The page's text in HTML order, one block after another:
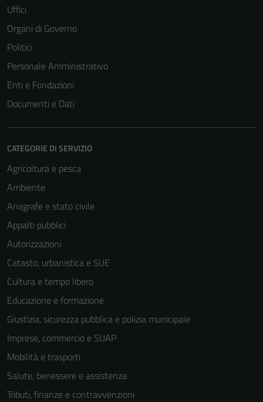
Uffici
Organi di Governo
Politici
Personale Amministrativo
Enti e Fondazioni
Documenti e Dati
CATEGORIE DI SERVIZIO
Agricoltura e pesca
Ambiente
Anagrafe e stato civile
Appalti pubblici
Autorizzazioni
Catasto, urbanistica e SUE
Cultura e tempo libero
Educazione e formazione
Giustizia, sicurezza pubblica e polizia municipale
Imprese, commercio e SUAP
Mobilità e trasporti
Salute, benessere e assistenza
Tributi, finanze e contravvenzioni